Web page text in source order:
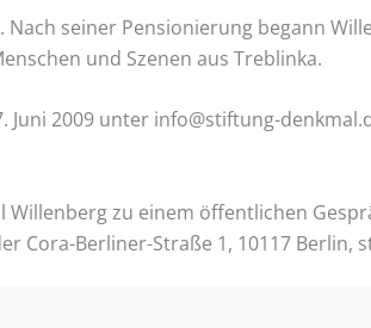
Nach seiner Pensionierung begann
und Szenen aus Treblinka.
2009 unter info@stiftung-
Willenberg zu einem öffentlichen
Cora-Berliner-Straße 1, 10117 Berlin,